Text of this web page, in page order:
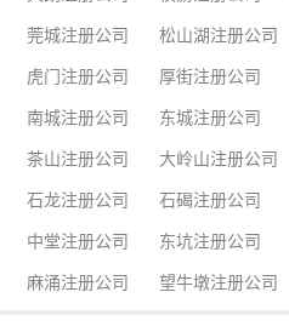
莞城注册公司 松山湖注册公司
虎门注册公司 厚街注册公司
南城注册公司 东城注册公司
茶山注册公司 大岭山注册公司
石龙注册公司 石碣注册公司
中堂注册公司 东坑注册公司
麻涌注册公司 望牛墩注册公司